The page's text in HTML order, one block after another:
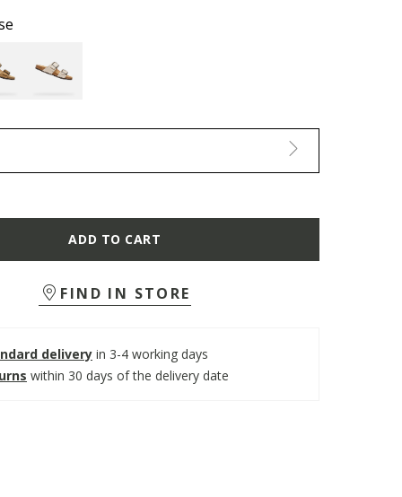
ADD TO CART
FIND IN STORE
delivery in 3-4 working days
within 30 days of the delivery date